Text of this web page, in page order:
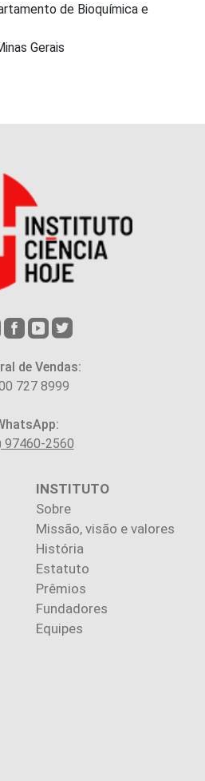
de Bioquímica e
Gerais
de Vendas:
727 8999
97460-2560
INSTITUTO
Sobre
Missão, visão e valores
História
Estatuto
Prêmios
Fundadores
Equipes